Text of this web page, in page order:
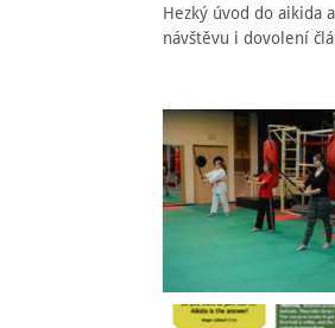
Hezký úvod do aikida
návštěvu i dovolení